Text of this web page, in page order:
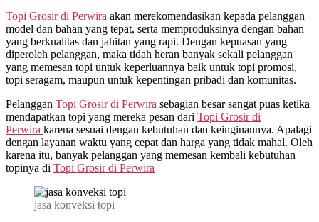
Topi Grosir di Perwira akan merekomendasikan kepada pelanggan
model dan bahan yang tepat, serta memproduksinya dengan bahan
yang berkualitas dan jahitan yang rapi. Dengan kepuasan yang
diperoleh pelanggan, maka tidah heran banyak sekali pelanggan
yang memesan topi untuk keperluannya baik untuk topi promosi,
topi seragam, maupun untuk kepentingan pribadi dan komunitas.
Pelanggan Topi Grosir di Perwira sebagian besar sangat puas ketika
mendapatkan topi yang mereka pesan dari Topi Grosir di
Perwira karena sesuai dengan kebutuhan dan keinginannya. Apalagi
dengan layanan waktu yang cepat dan harga yang tidak mahal. Oleh
karena itu, banyak pelanggan yang memesan kembali kebutuhan
topinya di Topi Grosir di Perwira
jasa konveksi topi